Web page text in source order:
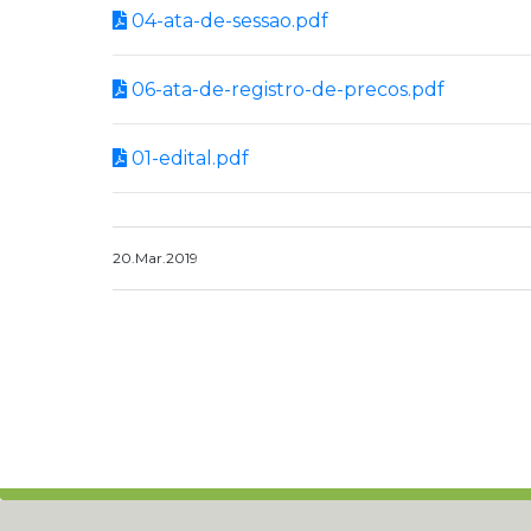
04-ata-de-sessao.pdf
06-ata-de-registro-de-precos.pdf
01-edital.pdf
20.Mar.2019